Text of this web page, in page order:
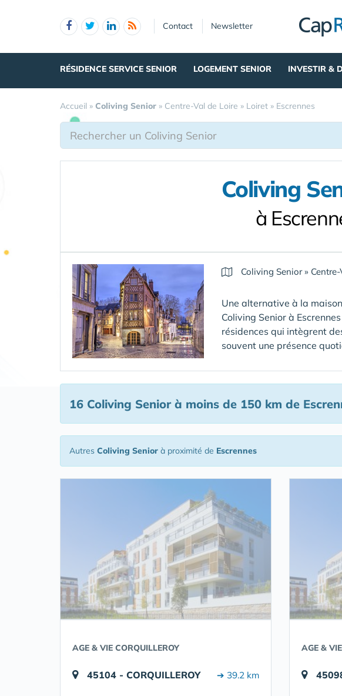
Contact Newsletter
RÉSIDENCE SERVICE SENIOR LOGEMENT SENIOR INVESTIR &
Accueil » Coliving Senior » Centre-Val de Loire » Loiret » Escrennes
Coliving
à
Coliving Senior»
Une alternative à la
Coliving Senior à
résidences qui intègrent
souvent une présence
16 Coliving Seniorà moins de 150 km de
Autres Coliving Senior à proximité de Escrennes
AGE & VIE CORQUILLEROY
45104 - CORQUILLEROY ➔ 39.2 km
AGE &